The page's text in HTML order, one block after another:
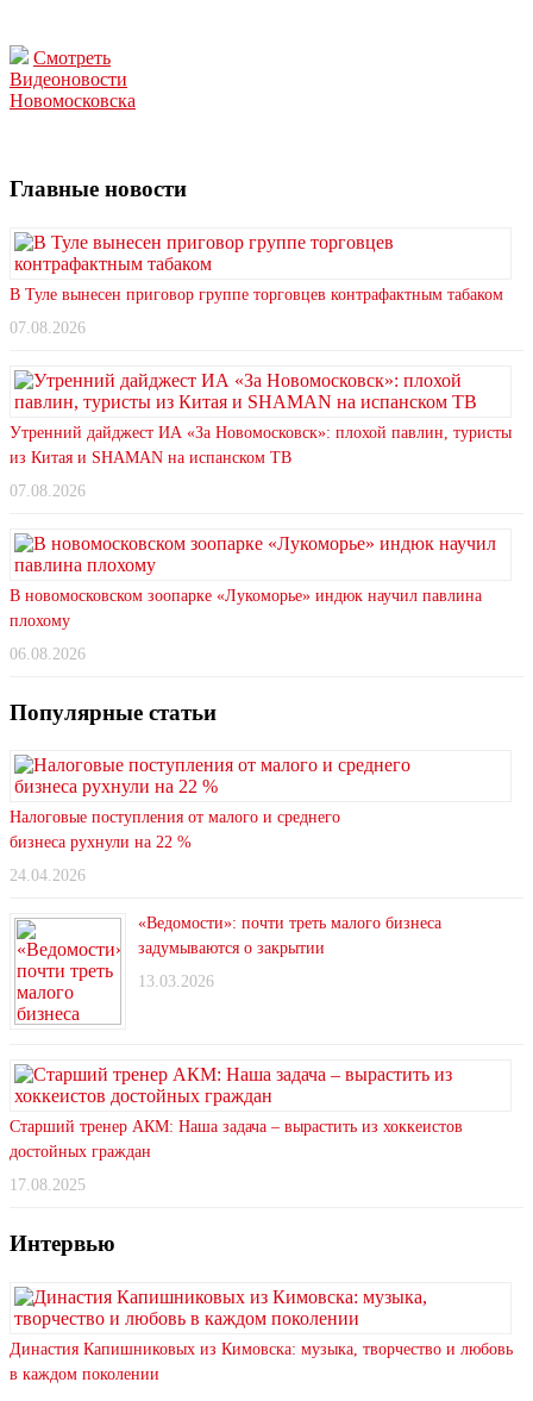
Смотреть
Видеоновости
Новомосковска
Главные новости
В Туле вынесен приговор группе торговцев контрафактным табаком
07.08.2026
Утренний дайджест ИА «За Новомосковск»: плохой павлин, туристы
из Китая и SHAMAN на испанском ТВ
07.08.2026
В новомосковском зоопарке «Лукоморье» индюк научил павлина
плохому
06.08.2026
Популярные статьи
Налоговые поступления от малого и среднего
бизнеса рухнули на 22 %
24.04.2026
«Ведомости»: почти треть малого бизнеса
задумываются о закрытии
13.03.2026
Старший тренер АКМ: Наша задача – вырастить из хоккеистов
достойных граждан
17.08.2025
Интервью
Династия Капишниковых из Кимовска: музыка, творчество и любовь
в каждом поколении